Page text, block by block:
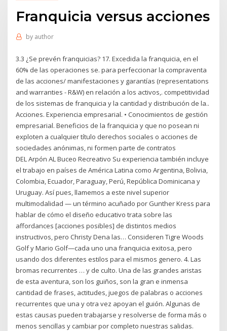
Franquicia versus acciones
by author
3.3 ¿Se prevén franquicias? 17. Excedida la franquicia, en el
60% de las operaciones se. para perfeccionar la compraventa
de las acciones/ manifestaciones y garantías (representations
and warranties - R&W) en relación a los activos,. competitividad
de los sistemas de franquicia y la cantidad y distribución de la..
Acciones. Experiencia empresarial. • Conocimientos de gestión
empresarial. Beneficios de la franquicia y que no posean ni
exploten a cualquier título derechos sociales o acciones de
sociedades anónimas, ni formen parte de contratos
DEL Arpón AL Buceo Recreativo Su experiencia también incluye
el trabajo en países de América Latina como Argentina, Bolivia,
Colombia, Ecuador, Paraguay, Perú, República Dominicana y
Uruguay. Así pues, llamemos a este nivel superior
multimodalidad — un término acuñado por Gunther Kress para
hablar de cómo el diseño educativo trata sobre las
affordances [acciones posibles] de distintos medios
instructivos, pero Christy Dena las… Consideren Tigre Woods
Golf y Mario Golf—cada uno una franquicia exitosa, pero
usando dos diferentes estilos para el mismos genero. 4. Las
bromas recurrentes … y de culto. Una de las grandes aristas
de esta aventura, son los guiños, son la gran e inmensa
cantidad de frases, actitudes, juegos de palabras o acciones
recurrentes que una y otra vez apoyan el guión. Algunas de
estas causas pueden trabajarse y resolverse de forma más o
menos sencillas y cambiar por completo nuestras salidas.